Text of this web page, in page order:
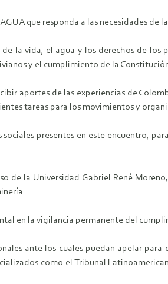
que responda a las necesidades de
vida, el agua y los derechos de los
y el cumplimiento de la
aportes de las experiencias de
tareas para los movimientos y
presentes en este encuentro,
la Universidad Gabriel René
en la vigilancia permanente del
ante los cuales puedan apelar para
como el Tribunal